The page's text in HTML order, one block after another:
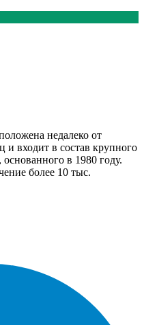
недалеко от
входит в состав крупного
в 1980 году.
более 10 тыс.